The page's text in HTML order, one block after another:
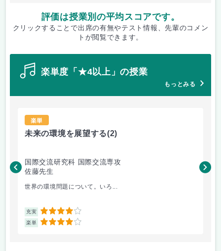
評価は授業別の平均スコアです。
クリックすることで出席の有無やテスト情報、先輩のコメン
トが閲覧できます。
楽単度「★4以上」の授業
もっとみる
楽単
未来の環境を展望する(2)
国際交流研究科 国際交流専攻
佐藤先生
世界の環境問題について。いろ...
充実 4
楽単 4
矢